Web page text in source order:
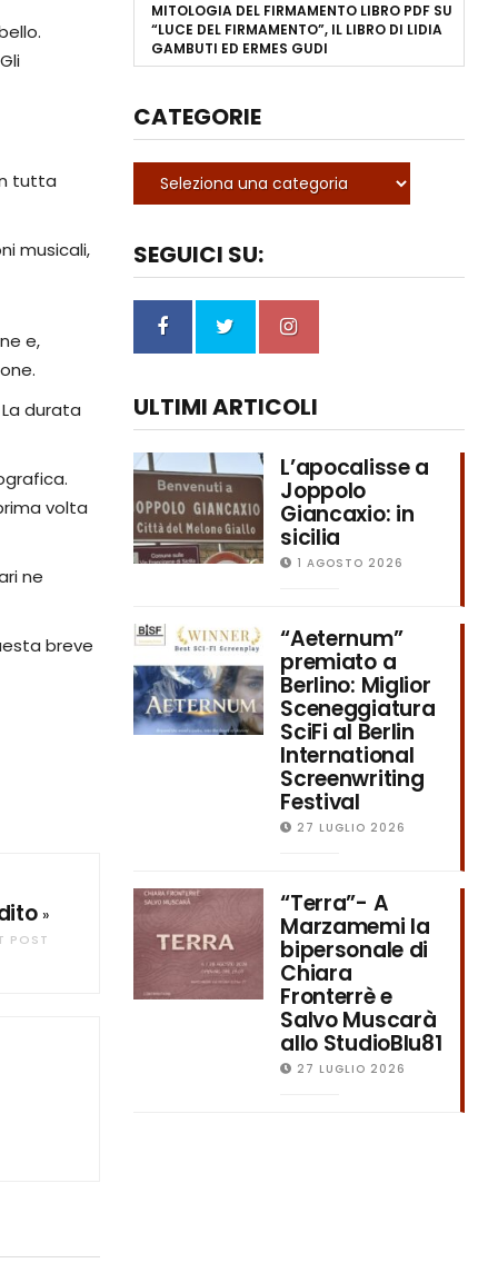
tutta
musicali,
e,
durata
volta
ne
breve
»
POST
MITOLOGIA DEL FIRMAMENTO LIBRO PDFSU
“LUCE DEL FIRMAMENTO”, IL LIBRO DI LIDIA
GAMBUTI ED ERMES GUDI
CATEGORIE
SEGUICI SU:
ULTIMI ARTICOLI
L’apocalisse a
Joppolo
Giancaxio: in
sicilia
1 AGOSTO 2026
“Aeternum”
premiato a
Berlino: Miglior
Sceneggiatura
SciFi al Berlin
International
Screenwriting
Festival
27 LUGLIO 2026
“Terra”- A
Marzamemi la
bipersonale di
Chiara
Fronterrè e
Salvo Muscarà
allo StudioBlu81
27 LUGLIO 2026